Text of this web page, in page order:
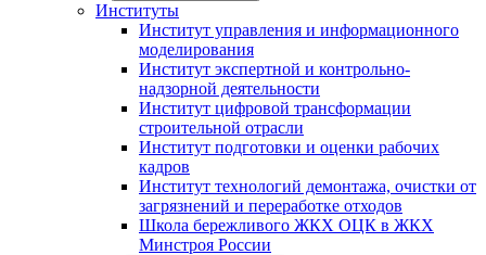
Институты
Институт управления и информационного
моделирования
Институт экспертной и контрольно-
надзорной деятельности
Институт цифровой трансформации
строительной отрасли
Институт подготовки и оценки рабочих
кадров
Институт технологий демонтажа, очистки от
загрязнений и переработке отходов
Школа бережливого ЖКХ ОЦК в ЖКХ
Минстроя России